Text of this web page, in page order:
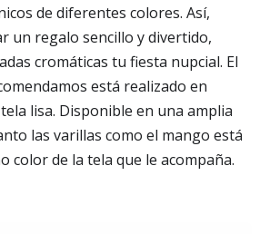
de diferentes colores. Así,
un regalo sencillo y divertido,
cromáticas tu fiesta nupcial. El
está realizado en
lisa. Disponible en una amplia
las varillas como el mango está
color de la tela que le acompaña.